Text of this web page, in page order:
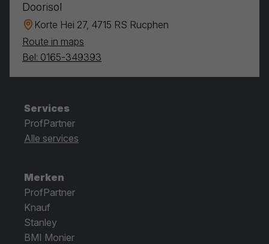
Doorisol
Korte Hei 27, 4715 RS Rucphen
Route in maps
Bel: 0165-349393
Services
ProfPartner
Alle services
Merken
ProfPartner
Knauf
Stanley
BMI Monier